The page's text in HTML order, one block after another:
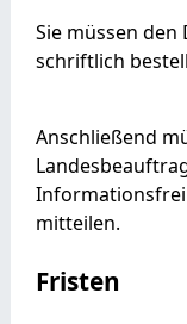
Sie müssen
schriftlich
Anschließend
mitteilen.
Fristen